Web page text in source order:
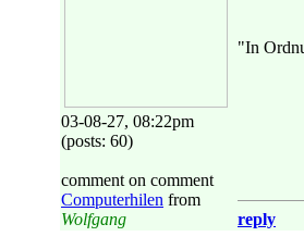
03-08-27, 08:22pm
(posts: 60)
comment on comment
Computerhilen from
Wolfgang
"In
reply